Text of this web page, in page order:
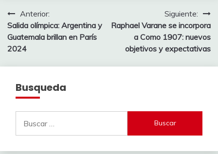
Navegación
de
entradas
Anterior:
Salida olímpica: Argentina y
Guatemala brillan en París
2024
Siguiente:
Raphael Varane se incorpora
a Como 1907: nuevos
objetivos y expectativas
Busqueda